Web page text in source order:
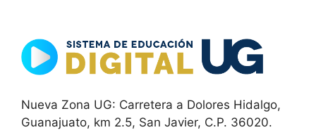
Nueva Zona UG: Carretera a Dolores Hidalgo,
Guanajuato, km 2.5, San Javier, C.P. 36020.